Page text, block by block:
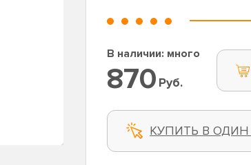
В наличии: много
870 Руб.
КУПИТЬ В